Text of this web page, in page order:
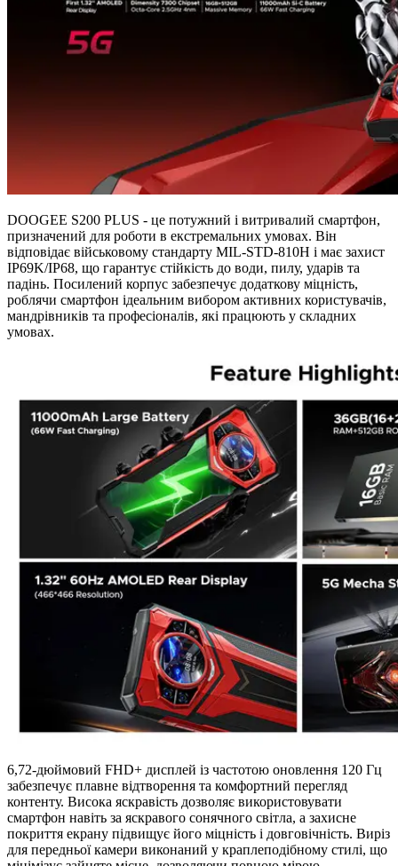
DOOGEE S200 PLUS - це потужний і витривалий смартфон,
призначений для роботи в екстремальних умовах. Він
відповідає військовому стандарту MIL-STD-810H і має захист
IP69K/IP68, що гарантує стійкість до води, пилу, ударів та
падінь. Посилений корпус забезпечує додаткову міцність,
роблячи смартфон ідеальним вибором активних користувачів,
мандрівників та професіоналів, які працюють у складних
умовах.
6,72-дюймовий FHD+ дисплей із частотою оновлення 120 Гц
забезпечує плавне відтворення та комфортний перегляд
контенту. Висока яскравість дозволяє використовувати
смартфон навіть за яскравого сонячного світла, а захисне
покриття екрану підвищує його міцність і довговічність. Виріз
для передньої камери виконаний у краплеподібному стилі, що